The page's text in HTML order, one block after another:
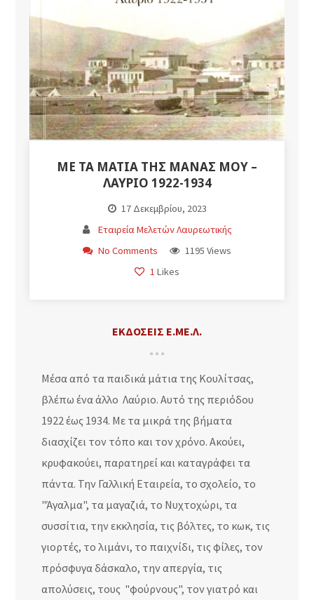
ΜΕ ΤΑ ΜΆΤΙΑ ΤΗΣ ΜΆΝΑΣ ΜΟΥ –
ΛΑΎΡΙΟ 1922-1934
17 Δεκεμβρίου, 2023
Εταιρεία Μελετών Λαυρεωτικής
No Comments
1195 Views
1 Likes
ΕΚΔΌΣΕΙΣ Ε.ΜΕ.Λ.
Μέσα από τα παιδικά μάτια της Κουλίτσας,
βλέπω ένα άλλο Λαύριο. Αυτό της περιόδου
1922 έως 1934. Με τα μικρά της βήματα
διασχίζει τον τόπο και τον χρόνο. Ακούει,
κρυφακούει, παρατηρεί και καταγράφει τα
πάντα. Την Γαλλική Εταιρεία, το σχολείο, το
"Άγαλμα", τα μαγαζιά, το Νυχτοχώρι, τα
συσσίτια, την εκκλησία, τις βόλτες, το κωκ, τις
γιορτές, το λιμάνι, το παιχνίδι, τις φίλες, τον
πρόσφυγα δάσκαλο, την απεργία, τις
απολύσεις, τους "φούρνους", τον γιατρό και